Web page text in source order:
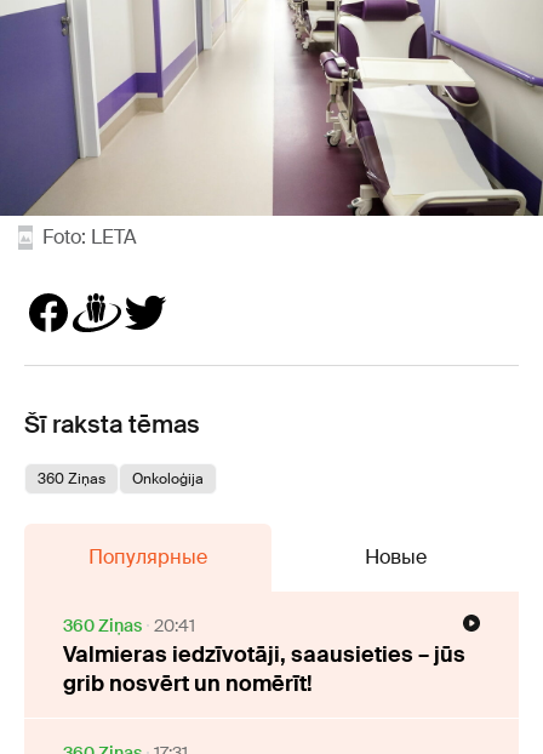
Foto: LETA
Šī raksta tēmas
360 Ziņas Onkoloģija
Популярные Новые
360 Ziņas 20:41
Valmieras iedzīvotāji, saausieties – jūs
grib nosvērt un nomērīt!